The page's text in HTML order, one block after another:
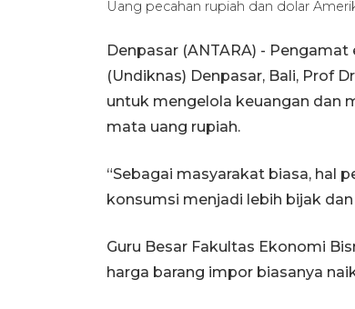
Uang pecahan rupiah dan dolar
Denpasar (ANTARA) - Pengamat
(Undiknas) Denpasar, Bali, Prof
untuk mengelola keuangan dan
mata uang rupiah.
“Sebagai masyarakat biasa, hal
konsumsi menjadi lebih bijak
Guru Besar Fakultas Ekonomi
harga barang impor biasanya